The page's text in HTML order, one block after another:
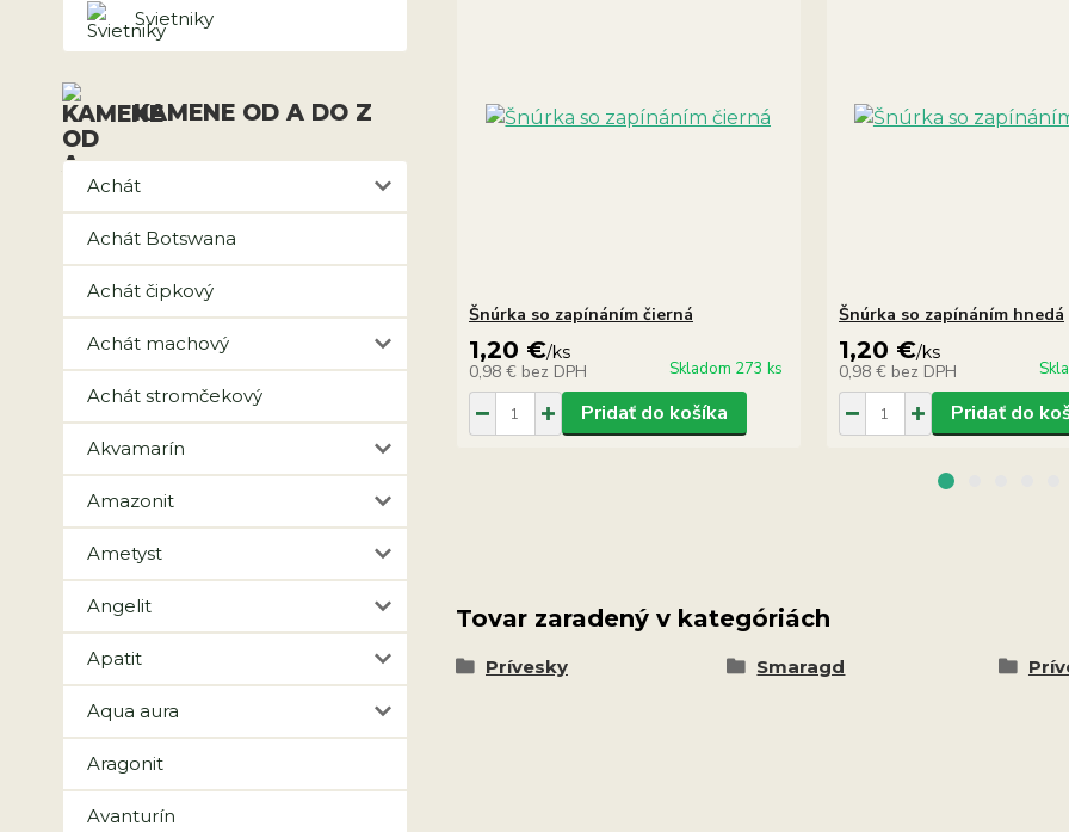
Svietniky
KAMENE OD A DO Z
Achát
Achát Botswana
Achát čipkový
Achát machový
Achát stromčekový
Akvamarín
Amazonit
Ametyst
Angelit
Apatit
Aqua aura
Aragonit
Avanturín
Šnúrka so zapínáním čierná
1,20 €/ks
0,98 € bez DPH Skladom 273 ks
Pridať do košíka
Šnúrka so zapínáním hnedá
1,20 €/ks
0,98 € bez DPH
Pridať do
Tovar zaradený v kategóriách
Prívesky Smaragd